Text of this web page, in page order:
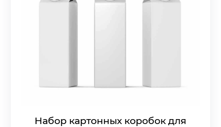
Набор картонных коробок для